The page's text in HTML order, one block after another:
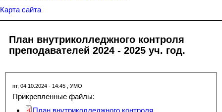
Карта сайта
План внутриколледжного контроля
преподавателей 2024 - 2025 уч. год.
пт, 04.10.2024 - 14:45 , УМО
Прикрепленные файлы: